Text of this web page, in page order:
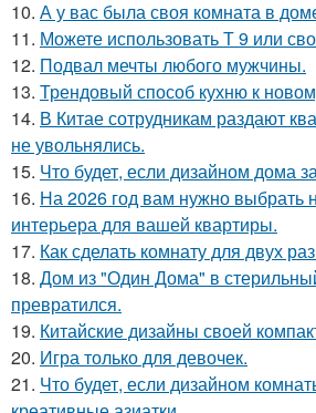
10. А у вас была своя комната в
11. Можете использовать Т 9 или
12. Подвал мечты любого мужчины.
13. Трендовый способ кухню к
14. В Китае сотрудникам раздают
не увольнялись.
15. Что будет, если дизайном дома
16. На 2026 год вам нужно выбрать
интерьера для вашей квартиры.
17. Как сделать комнату для двух
18. Дом из "Один Дома" в
превратился.
19. Китайские дизайны своей
20. Игра только для девочек.
21. Что будет, если дизайном